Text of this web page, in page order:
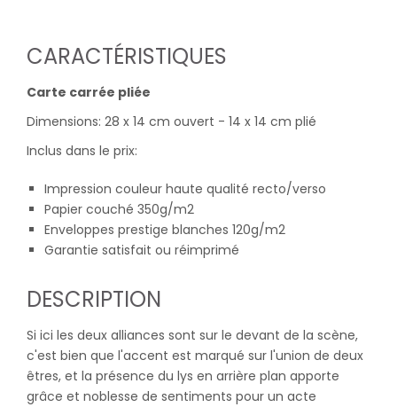
CARACTÉRISTIQUES
Carte carrée pliée
Dimensions: 28 x 14 cm ouvert - 14 x 14 cm plié
Inclus dans le prix:
Impression couleur haute qualité recto/verso
Papier couché 350g/m2
Enveloppes prestige blanches 120g/m2
Garantie satisfait ou réimprimé
DESCRIPTION
Si ici les deux alliances sont sur le devant de la scène,
c'est bien que l'accent est marqué sur l'union de deux
êtres, et la présence du lys en arrière plan apporte
grâce et noblesse de sentiments pour un acte